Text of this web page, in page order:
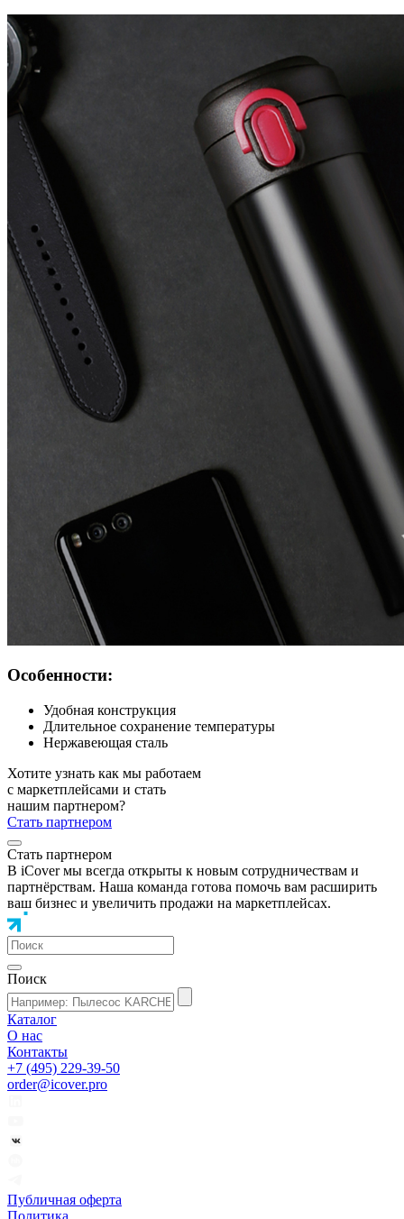
Особенности:
Удобная конструкция
Длительное сохранение температуры
Нержавеющая сталь
Хотите узнать как мы работаем
с маркетплейсами и стать
нашим партнером?
Стать партнером
Стать партнером
В iCover мы всегда открыты к новым сотрудничествам и
партнёрствам. Наша команда готова помочь вам расширить
ваш бизнес и увеличить продажи на маркетплейсах.
Поиск
Каталог
О нас
Контакты
+7 (495) 229-39-50
order@icover.pro
Публичная оферта